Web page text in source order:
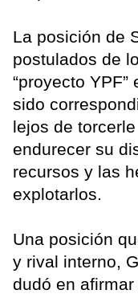
La posición de
postulados de
“proyecto
sido
lejos de
endurecer su
recursos y las
explotarlos.
Una posición
y rival interno,
dudó en